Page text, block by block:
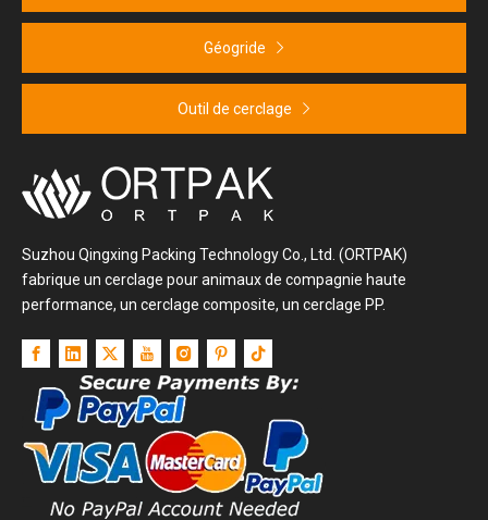
Géogride
Outil de cerclage
Suzhou Qingxing Packing Technology Co., Ltd. (ORTPAK)
fabrique un cerclage pour animaux de compagnie haute
performance, un cerclage composite, un cerclage PP.